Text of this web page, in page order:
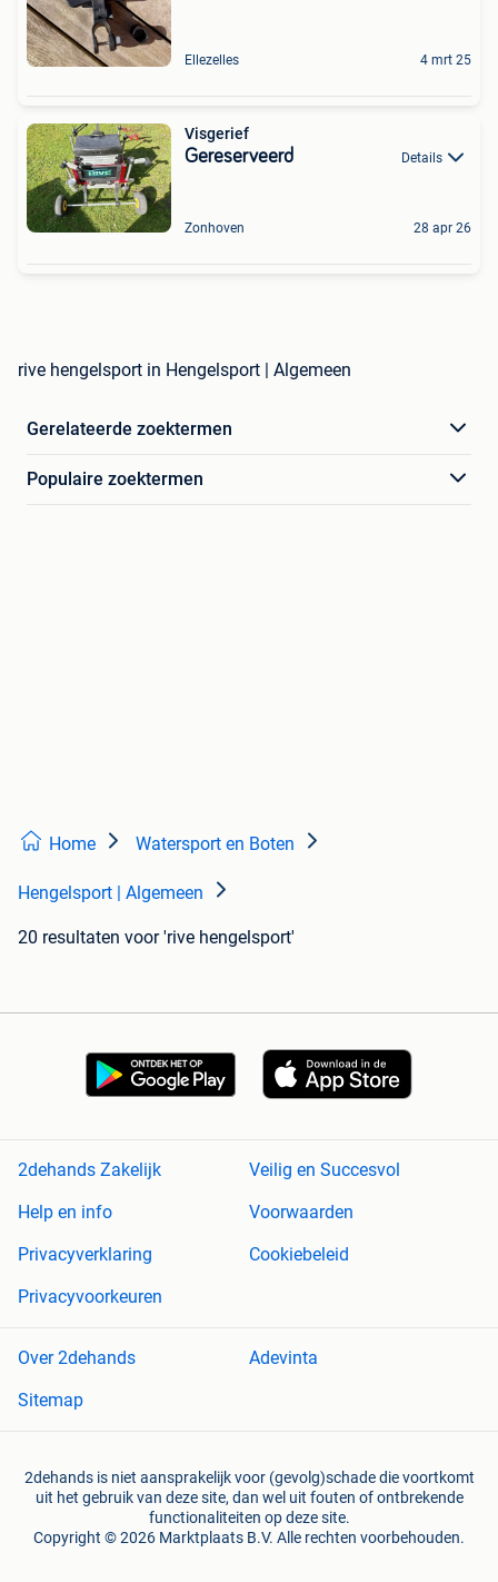
Ellezelles 4 mrt 25
Visgerief
Gereserveerd Details
Zonhoven 28 apr 26
rive hengelsport in Hengelsport | Algemeen
Gerelateerde zoektermen
Populaire zoektermen
Home Watersport en Boten
Hengelsport | Algemeen
20 resultaten voor 'rive hengelsport'
2dehands Zakelijk
Veilig en Succesvol
Help en info
Voorwaarden
Privacyverklaring
Cookiebeleid
Privacyvoorkeuren
Over 2dehands
Adevinta
Sitemap
2dehands is niet aansprakelijk voor (gevolg)schade die voortkomt
uit het gebruik van deze site, dan wel uit fouten of ontbrekende
functionaliteiten op deze site.
Copyright © 2026 Marktplaats B.V. Alle rechten voorbehouden.